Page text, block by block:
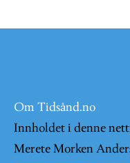
Om Tidsånd.no
Innholdet i denne
Merete Morken